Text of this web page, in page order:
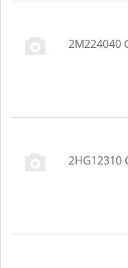
2M224040
2HG12310